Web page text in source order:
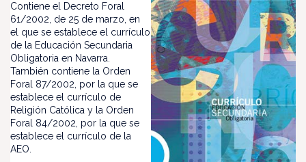
Contiene el Decreto Foral
61/2002, de 25 de marzo, en
el que se establece el currículo
de la Educación Secundaria
Obligatoria en Navarra.
También contiene la Orden
Foral 87/2002, por la que se
establece el currículo de
Religión Católica y la Orden
Foral 84/2002, por la que se
establece el currículo de la
AEO.